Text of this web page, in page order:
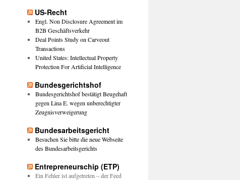
US-Recht
Engl. Non Disclosure Agreement im
B2B Geschäftsverkehr
Deal Points Study on Carveout
Transactions
United States: Intellectual Property
Protection For Artificial Intelligence
Bundesgerichtshof
Bundesgerichtshof bestätigt Beugehaft
gegen Lina E. wegen unberechtigter
Zeugnisverweigerung
Bundesarbeitsgericht
Besuchen Sie bitte die neue Webseite
des Bundesarbeitsgerichts
Entrepreneurschip (ETP)
Ein Fehler ist aufgetreten – der Feed